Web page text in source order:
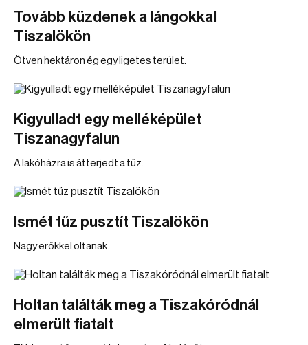
Tovább küzdenek a lángokkal
Tiszalökön
Ötven hektáron ég egy ligetes terület.
Kigyulladt egy melléképület
Tiszanagyfalun
A lakóházra is átterjedt a tűz.
Ismét tűz pusztít Tiszalökön
Nagy erőkkel oltanak.
Holtan találták meg a Tiszakóródnál
elmerült fiatalt